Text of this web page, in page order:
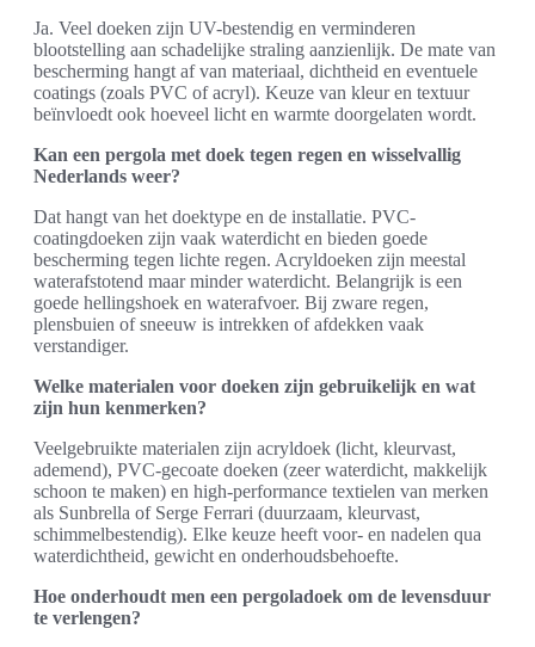
Ja. Veel doeken zijn UV-bestendig en verminderen
blootstelling aan schadelijke straling aanzienlijk. De mate van
bescherming hangt af van materiaal, dichtheid en eventuele
coatings (zoals PVC of acryl). Keuze van kleur en textuur
beïnvloedt ook hoeveel licht en warmte doorgelaten wordt.
Kan een pergola met doek tegen regen en wisselvallig
Nederlands weer?
Dat hangt van het doektype en de installatie. PVC-
coatingdoeken zijn vaak waterdicht en bieden goede
bescherming tegen lichte regen. Acryldoeken zijn meestal
waterafstotend maar minder waterdicht. Belangrijk is een
goede hellingshoek en waterafvoer. Bij zware regen,
plensbuien of sneeuw is intrekken of afdekken vaak
verstandiger.
Welke materialen voor doeken zijn gebruikelijk en wat
zijn hun kenmerken?
Veelgebruikte materialen zijn acryldoek (licht, kleurvast,
ademend), PVC-gecoate doeken (zeer waterdicht, makkelijk
schoon te maken) en high-performance textielen van merken
als Sunbrella of Serge Ferrari (duurzaam, kleurvast,
schimmelbestendig). Elke keuze heeft voor- en nadelen qua
waterdichtheid, gewicht en onderhoudsbehoefte.
Hoe onderhoudt men een pergoladoek om de levensduur
te verlengen?